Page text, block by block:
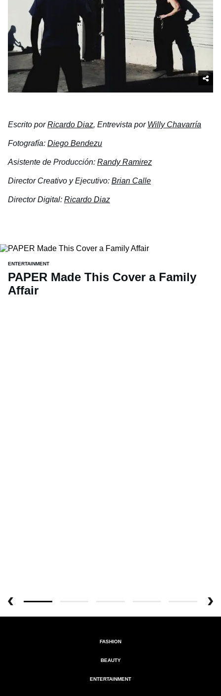
Escrito porRicardo Diaz, Entrevista por Willy Chavarría
Fotografía: Diego Bendezu
Asistente de Producción: Randy Ramirez
Director Creativo y Ejecutivo: Brian Calle
Director Digital: Ricardo Diaz
ENTERTAINMENT
PAPER Made This Cover a Family
Affair
FASHION
BEAUTY
ENTERTAINMENT